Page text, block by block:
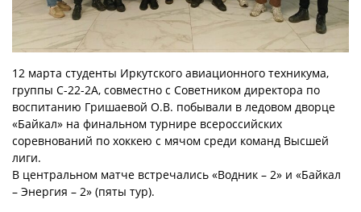
12 марта студенты Иркутского авиационного техникума,
группы С-22-2А, совместно с Советником директора по
воспитанию Гришаевой О.В. побывали в ледовом дворце
«Байкал» на финальном турнире всероссийских
соревнований по хоккею с мячом среди команд Высшей
лиги.
В центральном матче встречались «Водник – 2» и «Байкал
– Энергия – 2» (пяты тур).